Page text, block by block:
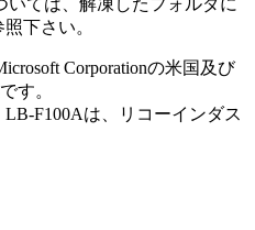
下さい。
Corporationの米国及び
す。
F100Aは、リコーインダス